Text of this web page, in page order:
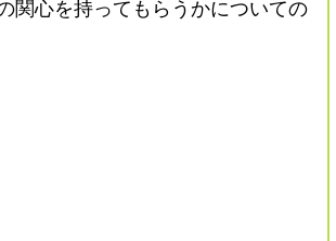
関心を持ってもらうかについての